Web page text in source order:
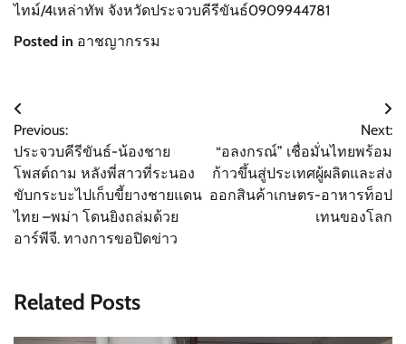
ไทม์/4เหล่าทัพ จังหวัดประจวบคีรีขันธ์0909944781
Posted in อาชญากรรม
แนะแนว
เรื่อง
Previous:
ประจวบคีรีขันธ์-น้องชาย
โพสต์ถาม หลังพี่สาวที่ระนอง
ขับกระบะไปเก็บขี้ยางชายแดน
ไทย –พม่า โดนยิงถล่มด้วย
อาร์พีจี. ทางการขอปิดข่าว
Next:
“อลงกรณ์” เชื่อมั่นไทยพร้อม
ก้าวขึ้นสู่ประเทศผู้ผลิตและส่ง
ออกสินค้าเกษตร-อาหารท็อป
เทนของโลก
Related Posts